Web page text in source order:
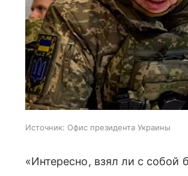
Источник: Офис президента Украины
«Интересно, взял ли с собой